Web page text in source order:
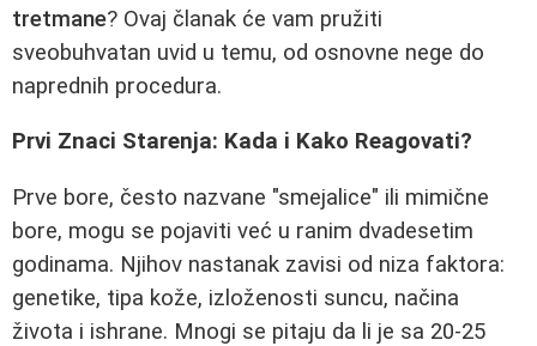
tretmane? Ovaj članak će vam pružiti
sveobuhvatan uvid u temu, od osnovne nege do
naprednih procedura.
Prvi Znaci Starenja: Kada i Kako Reagovati?
Prve bore, često nazvane "smejalice" ili mimične
bore, mogu se pojaviti već u ranim dvadesetim
godinama. Njihov nastanak zavisi od niza faktora:
genetike, tipa kože, izloženosti suncu, načina
života i ishrane. Mnogi se pitaju da li je sa 20-25